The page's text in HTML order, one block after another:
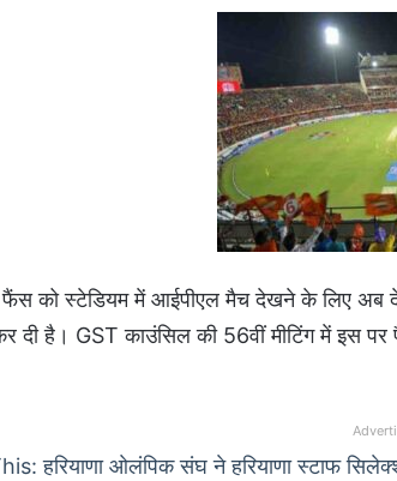
को स्टेडियम में आईपीएल मैच देखने के लिए अब
दी है। GST काउंसिल की 56वीं मीटिंग में इस पर
हरियाणा ओलंपिक संघ ने हरियाणा स्टाफ